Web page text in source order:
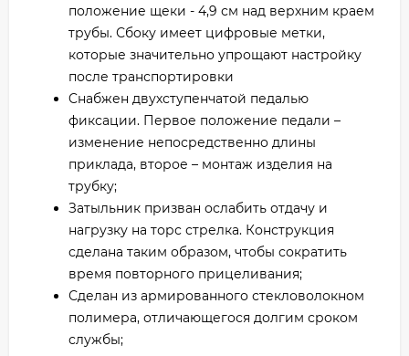
положение щеки - 4,9 см над верхним краем
трубы. Сбоку имеет цифровые метки,
которые значительно упрощают настройку
после транспортировки
Cнабжен двухступенчатой педалью
фиксации. Первое положение педали –
изменение непосредственно длины
приклада, второе – монтаж изделия на
трубку;
Затыльник призван ослабить отдачу и
нагрузку на торс стрелка. Конструкция
сделана таким образом, чтобы сократить
время повторного прицеливания;
Сделан из армированного стекловолокном
полимера, отличающегося долгим сроком
службы;